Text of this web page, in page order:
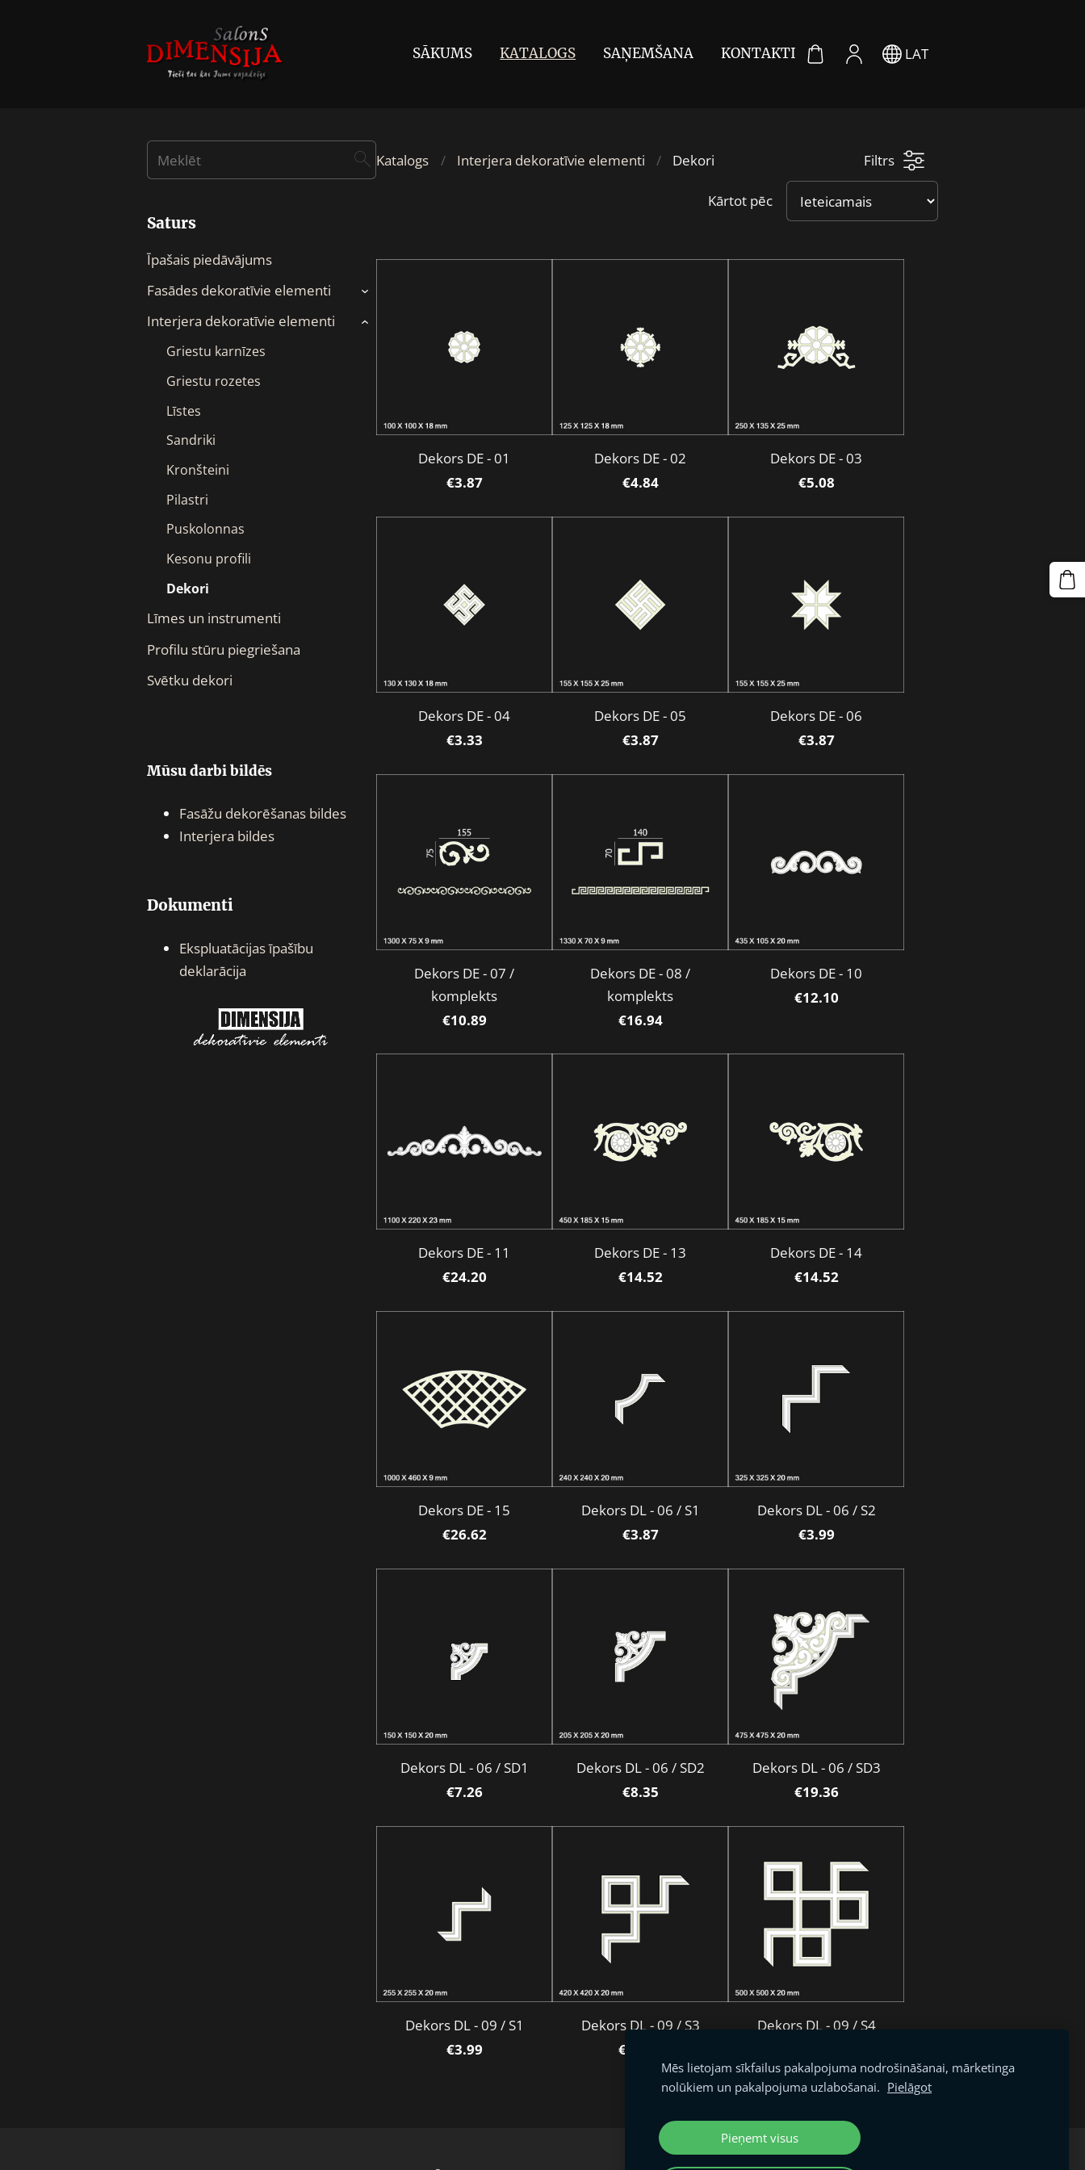
SĀKUMS KATALOGS SAŅEMŠANA KONTAKTI LAT
Saturs
Īpašais piedāvājums
Fasādes dekoratīvie elementi
›
Interjera dekoratīvie elementi
Griestu karnīzes
Griestu rozetes
Līstes
Sandriki
Kronšteini
Pilastri
Puskolonnas
Kesonu profili
Dekori
›
Līmes un instrumenti
Profilu stūru piegriešana
Svētku dekori
Mūsu darbi bildēs
Fasāžu dekorēšanas bildes
Interjera bildes
Dokumenti
Ekspluatācijas īpašību
deklarācija
Katalogs Interjera dekoratīvie elementi Dekori Filtrs
Kārtot pēc
Dekors DE - 01
€3.87
Dekors DE - 02
€4.84
Dekors DE - 03
€5.08
Dekors DE - 04
€3.33
Dekors DE - 05
€3.87
Dekors DE - 06
€3.87
Dekors DE - 07 /
komplekts
€10.89
Dekors DE - 08 /
komplekts
€16.94
Dekors DE - 10
€12.10
Dekors DE - 11
€24.20
Dekors DE - 13
€14.52
Dekors DE - 14
€14.52
Dekors DE - 15
€26.62
Dekors DL - 06 / S1
€3.87
Dekors DL - 06 / S2
€3.99
Dekors DL - 06 / SD1
€7.26
Dekors DL - 06 / SD2
€8.35
Dekors DL - 06 / SD3
€19.36
Dekors DL - 09 / S1
€3.99
Dekors DL - 09 / S3
€14.52
Dekors DL - 09 / S4
Mēs lietojam sīkfailus pakalpojuma nodrošināšanai, mārketinga
nolūkiem un pakalpojuma uzlabošanai. Pielāgot
Pieņemt visus